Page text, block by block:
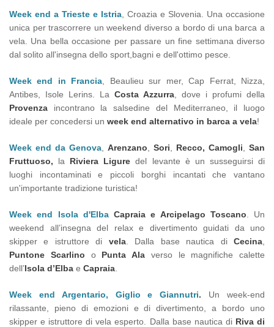
Week end a Trieste e Istria , Croazia e Slovenia. Una occasione
unica per trascorrere un weekend diverso a bordo di una barca a
vela. Una bella occasione per passare un fine settimana diverso
dal solito all'insegna dello sport,bagni e dell'ottimo pesce.
Week end in Francia , Beaulieu sur mer, Cap Ferrat, Nizza,
Antibes, Isole Lerins. La Costa Azzurra , dove i profumi della
Provenza incontrano la salsedine del Mediterraneo, il luogo
ideale per concedersi un week end alternativo in barca a vela!
Week end da Genova Arenzano Sori Recco, Camogli
San
Fruttuoso, la Riviera Ligure del levante è un susseguirsi di
luoghi incontaminati e piccoli borghi incantati che vantano
un'importante tradizione turistica!
Week end Isola d'ElbaCapraia e Arcipelago Toscano . Un
weekend all’insegna del relax e divertimento guidati da uno
skipper e istruttore di vela. Dalla base nautica diCecina
Puntone Scarlino o Punta Ala verso le magnifiche calette
dell’Isola d’Elba e Capraia
Week end Argentario, Giglio e Giannutri. Un week-end
rilassante, pieno di emozioni e di divertimento, a bordo uno
skipper e istruttore di vela esperto. Dalla base nautica di Riva di